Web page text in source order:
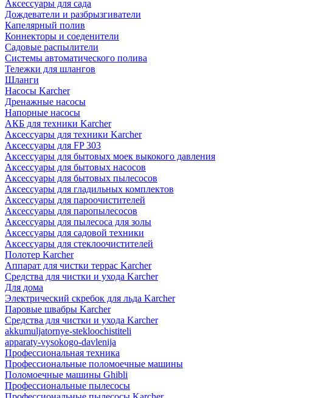
Аксессуары для сада
Дождеватели и разбрызгиватели
Капелярный полив
Коннекторы и соеденители
Садовые распылители
Системы автоматического полива
Тележки для шлангов
Шланги
Насосы Karcher
Дренажные насосы
Напорные насосы
АКБ для техники Karcher
Аксессуары для техники Karcher
Аксессуары для FP 303
Аксессуары для бытовых моек выкокого давления
Аксессуары для бытовых насосов
Аксессуары для бытовых пылесосов
Аксессуары для гладильных комплектов
Аксессуары для пароочистителей
Аксессуары для паропылесосов
Аксессуары для пылесоса для золы
Аксессуары для садовой техники
Аксессуары для стеклоочистителей
Полотер Karcher
Аппарат для чистки террас Karcher
Средства для чистки и ухода Karcher
Для дома
Электрический скребок для льда Karcher
Паровые швабры Karcher
Средства для чистки и ухода Karcher
akkumuljatornye-stekloochistiteli
apparaty-vysokogo-davlenija
Профессиональная техника
Профессиональные поломоечные машины
Поломоечные машины Ghibli
Профессиональные пылесосы